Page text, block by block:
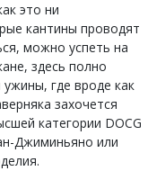
это ни
кантины проводят
можно успеть на
здесь полно
где вроде как
захочется
категории DOCG
Джиминьяно или